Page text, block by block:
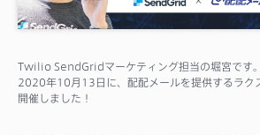
Twilio SendGridマーケティング担当の堀宮です。
2020年10月13日に、配配メールを提供するラク
開催しました！